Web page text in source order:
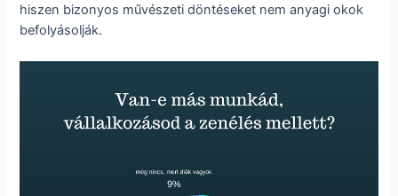
hiszen bizonyos művészeti döntéseket nem anyagi okok
befolyásolják.